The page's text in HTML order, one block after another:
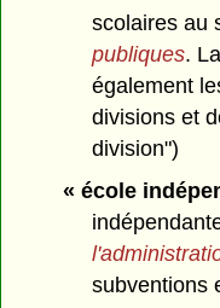
scolaires au
publiques.
également
divisions et
division")
« école
subventions